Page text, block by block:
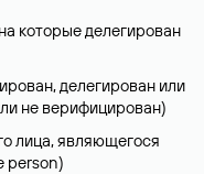
которые делегирован
делегирован или
не верифицирован)
лица, являющегося
person)